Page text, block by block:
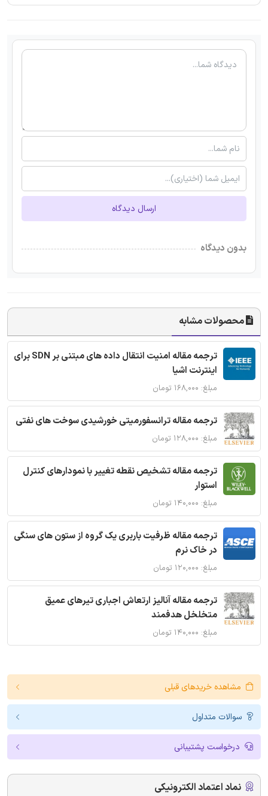
ارسال دیدگاه
بدون دیدگاه
محصولات مشابه
ترجمه مقاله امنیت انتقال داده های مبتنی بر SDN برای
اینترنت اشیا
مبلغ: ۱۶۸,۰۰۰ تومان
ترجمه مقاله ترانسفورمیتی خورشیدی سوخت های نفتی
مبلغ: ۱۲۸,۰۰۰ تومان
ترجمه مقاله تشخیص نقطه تغییر با نمودارهای کنترل
استوار
مبلغ: ۱۴۰,۰۰۰ تومان
ترجمه مقاله ظرفیت باربری یک گروه از ستون های سنگی
در خاک نرم
مبلغ: ۱۲۰,۰۰۰ تومان
ترجمه مقاله آنالیز ارتعاش اجباری تیرهای عمیق
متخلخل هدفمند
مبلغ: ۱۴۰,۰۰۰ تومان
مشاهده خریدهای قبلی
سوالات متداول
درخواست پشتیبانی
نماد اعتماد الکترونیکی